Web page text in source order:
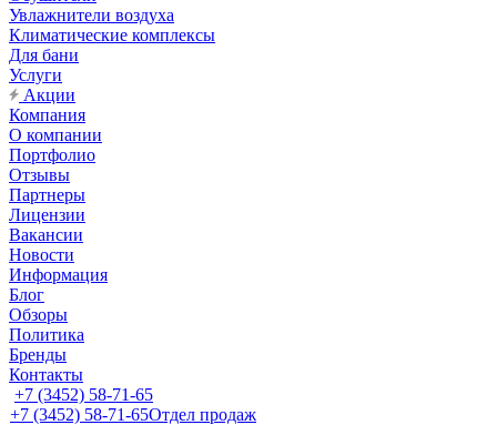
Увлажнители воздуха
Климатические комплексы
Для бани
Услуги
Акции
Компания
О компании
Портфолио
Отзывы
Партнеры
Лицензии
Вакансии
Новости
Информация
Блог
Обзоры
Политика
Бренды
Контакты
+7 (3452) 58-71-65
+7 (3452) 58-71-65Отдел продаж